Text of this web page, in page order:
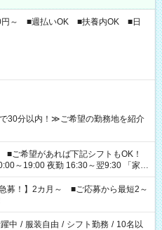
円～ ■週払いOK ■扶養内OK ■日
30分以内！≫ご希望の勤務地を紹介
19:00 夜勤 16:30～翌9:30 「家族
裕を持って夕飯の準備がしたい」
い」 など、ご希望を教えてください
時間。 合計で週40時間を超える場
急募！】2カ月～ ■ご応募から最短2～
中 / 服装自由 / シフト勤務 / 10名以